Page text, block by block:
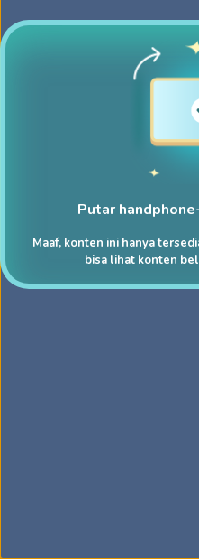
Putar
Maaf, konten ini hanya
bisa lihat konten